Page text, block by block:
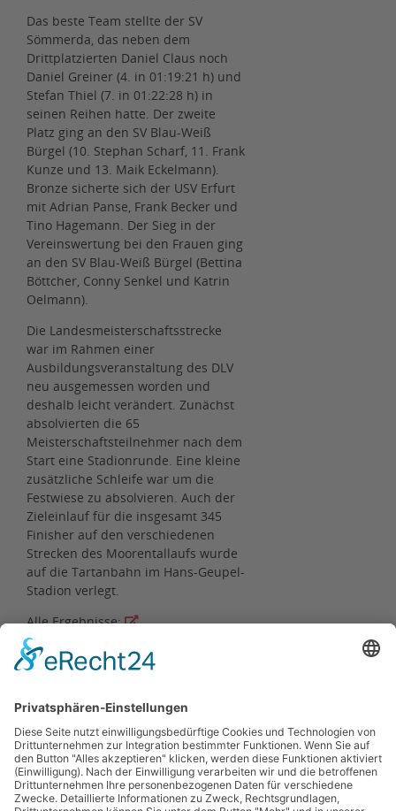
Das beste Team stellte der SV
Sömmerda, das neben dem
Drittplatzierten Daniel Claus noch
Daniel Greiner (4. in 01:19:21 h) und
Stefan Thiel (7. in 01:22:28 h) in
seinen Reihen hatte. Der zweite
Platz ging an den SV Blau-Weiß
Bürgel (10. Stephan Scharf, 11. Frank
Kunze und 13. Maik Eckelmann).
Bronze sicherte sich der USV Erfurt
mit Adrian Panse, Frank Becker und
Tino Hagemann. Der Sieg in der
Vereinswertung bei den Frauen ging
an den SV Blau-Weiß Bürgel (Bettina
Böttcher, Conny Senkel und Katrin
Oelmann).
Die Landesmeisterschaftsstrecke
war im Rahmen einer
Ausbildungsveranstaltung des DLV
neu ausgemessen worden und
deshalb leicht verändert. Zunächst
absolvierten die 65
Meisterschaftsteilnehmer nach dem
Start eine Stadionrunde. Eine kleine
zusätzliche Schleife war um die
Festwiese zu absolvieren. Auch der
Zieleinlauf für die insgesamt 345
Finisher auf den verschiedenen
Strecken des Moorentallaufs wurde
auf die Tartanbahn im Hans-Geupel-
Stadion verlegt.
Alle Ergebnisse:
https://my.raceresult.com/374541/
Fotos: (USV Erfurt/Jens Panse)
Zurück